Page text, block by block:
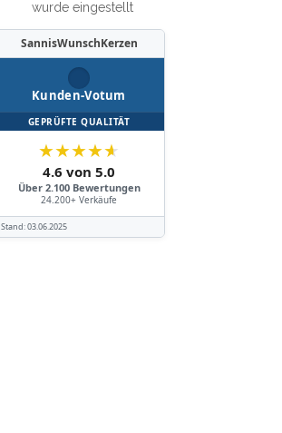
wurde eingestellt
SannisWunschKerzen
Kunden-Votum
GEPRÜFTE QUALITÄT
★★★★★
4.6 von 5.0
Über 2.100 Bewertungen
24.200+ Verkäufe
Stand:03.06.2025